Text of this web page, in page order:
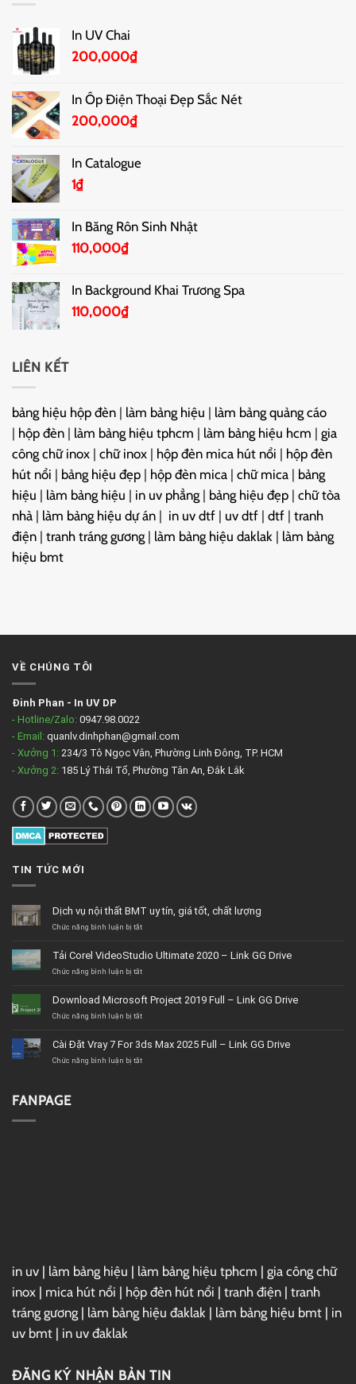
In UV Chai
200,000₫
In Ốp Điện Thoại Đẹp Sắc Nét
200,000₫
In Catalogue
1₫
In Băng Rôn Sinh Nhật
110,000₫
In Background Khai Trương Spa
110,000₫
LIÊN KẾT
bảng hiệu hộp đèn | làm bảng hiệu | làm bảng quảng cáo
| hộp đèn | làm bảng hiệu tphcm | làm bảng hiệu hcm | gia
công chữ inox | chữ inox | hộp đèn mica hút nổi | hộp đèn
hút nổi | bảng hiệu đẹp | hộp đèn mica | chữ mica | bảng
hiệu | làm bảng hiệu | in uv phẳng | bảng hiệu đẹp | chữ tòa
nhà | làm bảng hiệu dự án | in uv dtf | uv dtf | dtf | tranh
điện | tranh tráng gương | làm bảng hiệu daklak | làm bảng
hiệu bmt
VỀ CHÚNG TÔI
Đinh Phan - In UV DP
- Hotline/Zalo: 0947.98.0022
- Email: quanlv.dinhphan@gmail.com
- Xưởng 1: 234/3 Tô Ngọc Vân, Phường Linh Đông, TP. HCM
- Xưởng 2: 185 Lý Thái Tổ, Phường Tân An, Đắk Lắk
TIN TỨC MỚI
Dịch vụ nội thất BMT uy tín, giá tốt, chất lượng
Chức năng bình luận bị tắtở
nội
thất
tín,
giá
lượng
Tải Corel VideoStudio Ultimate 2020 – Link GG Drive
Chức năng bình luận bị tắtở
VideoStudio
Ultimate
Link
GG
Download Microsoft Project 2019 Full – Link GG Drive
Chức năng bình luận bị tắtở
Project
2019
Cài Đặt Vray 7 For 3ds Max 2025 Full – Link GG Drive
Chức năng bình luận bị tắtở
FANPAGE
in uv | làm bảng hiệu | làm bảng hiệu tphcm | gia công chữ
inox | mica hút nổi | hộp đèn hút nổi | tranh điện | tranh
tráng gương | làm bảng hiệu đaklak | làm bảng hiệu bmt | in
uv bmt | in uv đaklak
ĐĂNG KÝ NHẬN BẢN TIN